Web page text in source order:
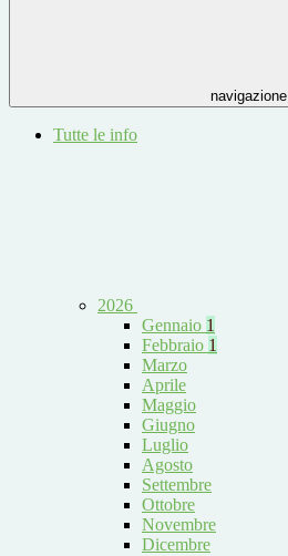
navigazione
Tutte le info
2026
Gennaio 1
Febbraio 1
Marzo
Aprile
Maggio
Giugno
Luglio
Agosto
Settembre
Ottobre
Novembre
Dicembre